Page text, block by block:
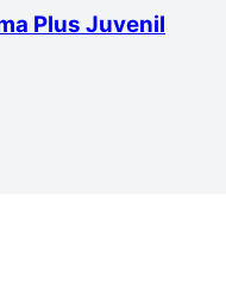
Plus Juvenil